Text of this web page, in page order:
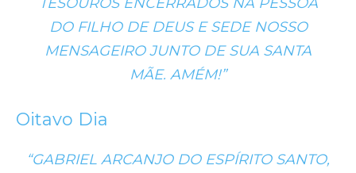
DO FILHO DE DEUS E SEDE NOSSO
MENSAGEIRO JUNTO DE SUA SANTA
MÃE. AMÉM!”
Oitavo Dia
“GABRIEL ARCANJO DO ESPÍRITO SANTO,